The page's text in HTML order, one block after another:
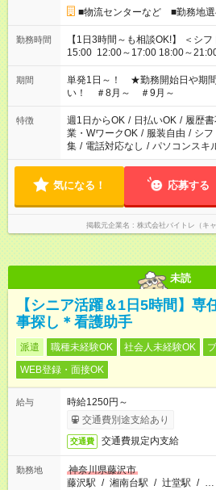
■物流センターなど ■勤務地
勤務時間
【1日3時間～も相談OK!】 ＜シフト例＞ 9:00～12:00 10:00～
15:00 12:00～17:00 18:00～21:00 など こちら以外
お気軽にご相談ください！
期間
単発1日～！ ★勤務開始日や期間
い！ ＃8月～ ＃9月～
特徴 週1日からOK / 日払いOK / 履歴
業・WワークOK / 服装自由 / シフ
集 / 電話対応なし / パソコンスキ
気になる！ 応募する
掲載元企業名 株式会社バイトレ（キ
未読
【シニア活躍＆1日5時間】専
事探し＊看護助手
派遣 職種未経験OK 社会人未経験OK
WEB登録・面接OK
給与
時給1250円～
交通費別途支給あり
交通費 交通費規定内支給
勤務地
神奈川県藤沢市
藤沢駅 / 湘南台駅 / 辻堂駅 / …